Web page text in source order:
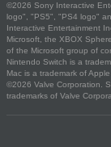
©2026 Sony Interactive
logo", "PS5", "PS4 logo"
Interactive Entertainment
Microsoft, the XBOX
of the Microsoft group of
Nintendo Switch is a
Mac is a trademark of Apple
©2026 Valve Corporation.
trademarks of Valve